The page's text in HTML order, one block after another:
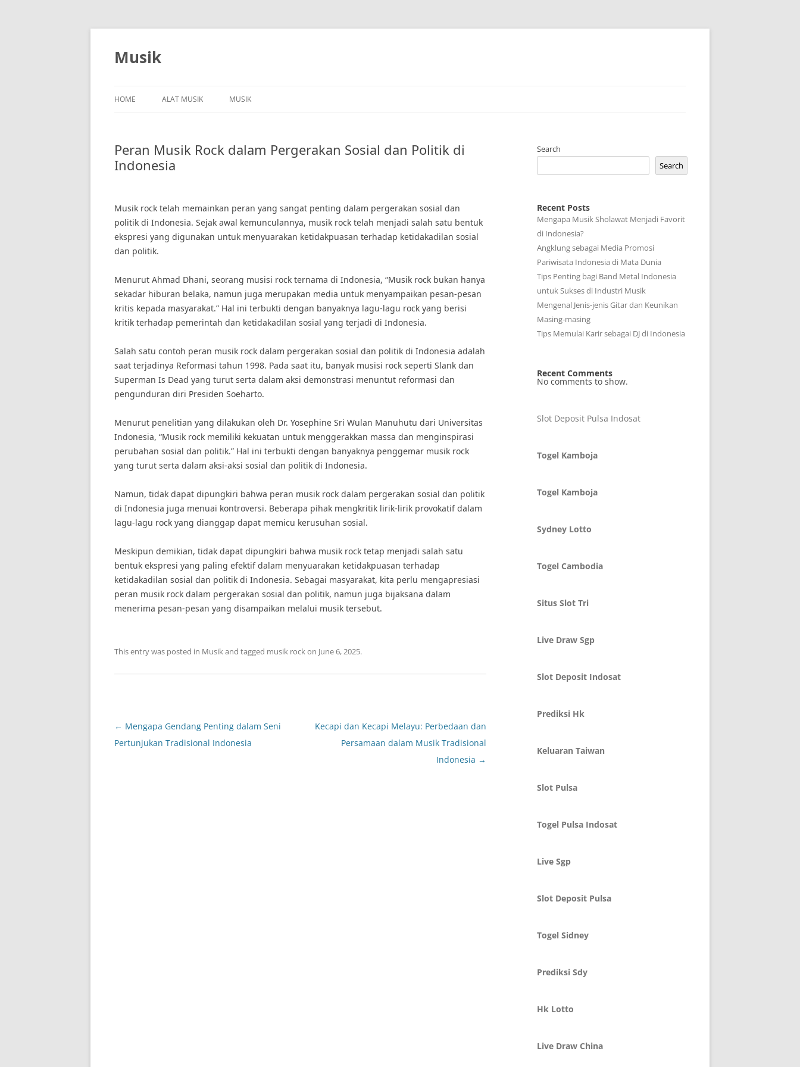
Skip
Musik
HOME ALAT MUSIK MUSIK
Peran Musik Rock dalam Pergerakan Sosial dan Politik di
Indonesia
Musik rock telah memainkan peran yang sangat penting dalam pergerakan sosial dan
politik di Indonesia. Sejak awal kemunculannya, musik rock telah menjadi salah satu bentuk
ekspresi yang digunakan untuk menyuarakan ketidakpuasan terhadap ketidakadilan sosial
dan politik.
Menurut Ahmad Dhani, seorang musisi rock ternama di Indonesia, “Musik rock bukan hanya
sekadar hiburan belaka, namun juga merupakan media untuk menyampaikan pesan-pesan
kritis kepada masyarakat.” Hal ini terbukti dengan banyaknya lagu-lagu rock yang berisi
kritik terhadap pemerintah dan ketidakadilan sosial yang terjadi di Indonesia.
Salah satu contoh peran musik rock dalam pergerakan sosial dan politik di Indonesia adalah
saat terjadinya Reformasi tahun 1998. Pada saat itu, banyak musisi rock seperti Slank dan
Superman Is Dead yang turut serta dalam aksi demonstrasi menuntut reformasi dan
pengunduran diri Presiden Soeharto.
Menurut penelitian yang dilakukan oleh Dr. Yosephine Sri Wulan Manuhutu dari Universitas
Indonesia, “Musik rock memiliki kekuatan untuk menggerakkan massa dan menginspirasi
perubahan sosial dan politik.” Hal ini terbukti dengan banyaknya penggemar musik rock
yang turut serta dalam aksi-aksi sosial dan politik di Indonesia.
Namun, tidak dapat dipungkiri bahwa peran musik rock dalam pergerakan sosial dan politik
di Indonesia juga menuai kontroversi. Beberapa pihak mengkritik lirik-lirik provokatif dalam
lagu-lagu rock yang dianggap dapat memicu kerusuhan sosial.
Meskipun demikian, tidak dapat dipungkiri bahwa musik rock tetap menjadi salah satu
bentuk ekspresi yang paling efektif dalam menyuarakan ketidakpuasan terhadap
ketidakadilan sosial dan politik di Indonesia. Sebagai masyarakat, kita perlu mengapresiasi
peran musik rock dalam pergerakan sosial dan politik, namun juga bijaksana dalam
menerima pesan-pesan yang disampaikan melalui musik tersebut.
This entry was posted in Musikand tagged musik rockon June 6, 2025.
Post
navigation
← Mengapa Gendang Penting dalam Seni
Pertunjukan Tradisional Indonesia
Kecapi dan Kecapi Melayu: Perbedaan dan
Persamaan dalam Musik Tradisional
Indonesia →
Search
Search
Recent Posts
Mengapa Musik Sholawat Menjadi Favorit
di Indonesia?
Angklung sebagai Media Promosi
Pariwisata Indonesia di Mata Dunia
Tips Penting bagi Band Metal Indonesia
untuk Sukses di Industri Musik
Mengenal Jenis-jenis Gitar dan Keunikan
Masing-masing
Tips Memulai Karir sebagai DJ di Indonesia
Recent Comments
No comments to show.
Slot Deposit Pulsa Indosat
Togel Kamboja
Togel Kamboja
Sydney Lotto
Togel Cambodia
Situs Slot Tri
Live Draw Sgp
Slot Deposit Indosat
Prediksi Hk
Keluaran Taiwan
Slot Pulsa
Togel Pulsa Indosat
Live Sgp
Slot Deposit Pulsa
Togel Sidney
Prediksi Sdy
Hk Lotto
Live Draw China